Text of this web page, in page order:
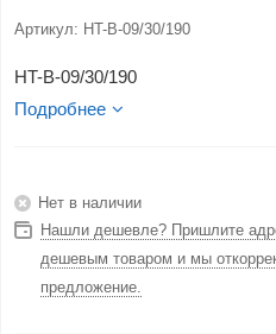
Артикул: HT-B-09/30/190
HT-B-09/30/190
Подробнее
Нет в наличии
Нашли дешевле? Пришлите
дешевым товаром и мы
предложение.